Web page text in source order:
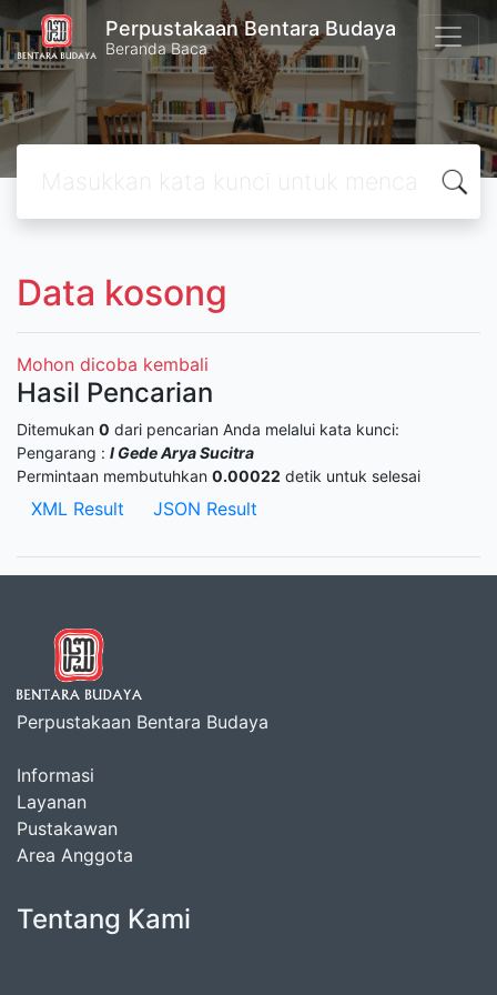
Perpustakaan Bentara Budaya
Beranda Baca
Data kosong
Mohon dicoba kembali
Hasil Pencarian
Ditemukan 0 dari pencarian Anda melalui kata kunci:
Pengarang : I Gede Arya Sucitra
Permintaan membutuhkan 0.00022 detik untuk selesai
XML Result JSON Result
Perpustakaan Bentara Budaya
Informasi
Layanan
Pustakawan
Area Anggota
Tentang Kami